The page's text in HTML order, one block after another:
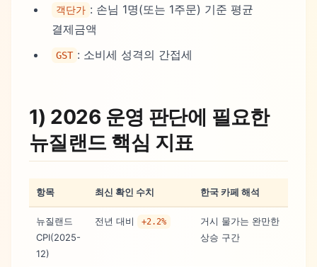
객단가 : 손님 1명(또는 1주문) 기준 평균
결제금액
GST : 소비세 성격의 간접세
1) 2026 운영 판단에 필요한
뉴질랜드 핵심 지표
항목 최신 확인 수치 한국 카페 해석
뉴질랜드
CPI(2025-
12)
전년 대비 +2.2%
거시 물가는 완만한
상승 구간